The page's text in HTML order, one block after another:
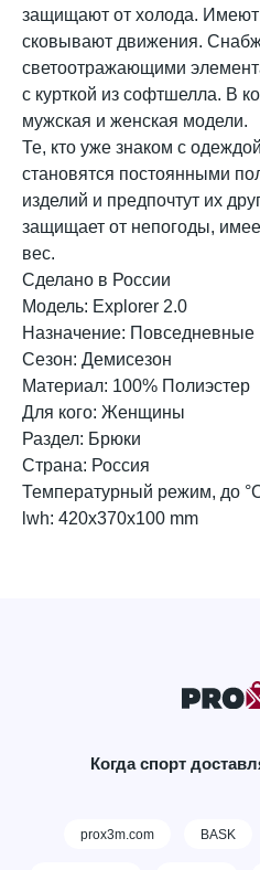
защищают от холода. Имеют
сковывают движения.
светоотражающими
с курткой из софтшелла. В
мужская и женская модели.
Те, кто уже знаком с
становятся постоянными
изделий и предпочтут их
защищает от непогоды,
вес.
Сделано в России
Модель: Explorer 2.0
Назначение: Повседневные
Сезон: Демисезон
Материал: 100% Полиэстер
Для кого: Женщины
Раздел: Брюки
Страна: Россия
Температурный режим, до
lwh: 420x370x100 mm
Когда спорт
prox3m.com BASK